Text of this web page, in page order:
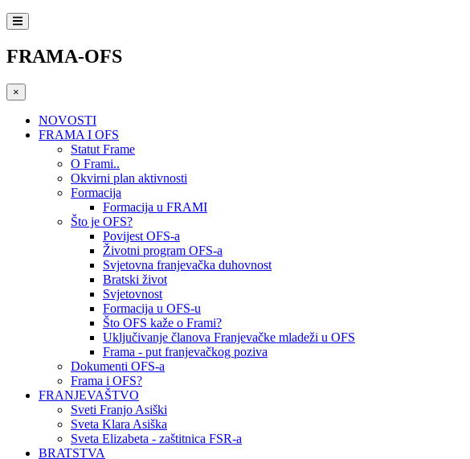
FRAMA-OFS
×
NOVOSTI
FRAMA I OFS
Statut Frame
O Frami..
Okvirni plan aktivnosti
Formacija
Formacija u FRAMI
Što je OFS?
Povijest OFS-a
Životni program OFS-a
Svjetovna franjevačka duhovnost
Bratski život
Svjetovnost
Formacija u OFS-u
Što OFS kaže o Frami?
Uključivanje članova Franjevačke mladeži u OFS
Frama - put franjevačkog poziva
Dokumenti OFS-a
Frama i OFS?
FRANJEVAŠTVO
Sveti Franjo Asiški
Sveta Klara Asiška
Sveta Elizabeta - zaštitnica FSR-a
BRATSTVA